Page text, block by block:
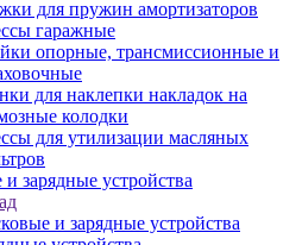
для пружин амортизаторов
гаражные
опорные, трансмиссионные и
для наклепки накладок на
колодки
для утилизации масляных
зарядные устройства
и зарядные устройства